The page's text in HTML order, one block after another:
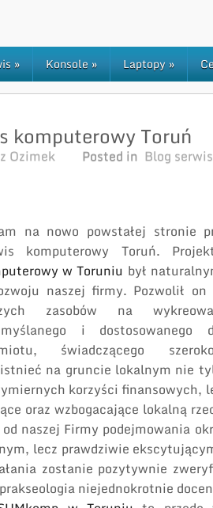
» Konsole» Laptopy»
komputerowy Toruń
Ozimek Posted in Blog
na nowo powstałej stronie
komputerowy Toruń.
w Toruniu był
naszej firmy. Pozwolił on
zasobów na
i
świadczącego
na gruncie lokalnym nie
korzyści finansowych,
oraz wzbogacające lokalną
naszej Firmy podejmowania
lecz prawdziwie
zostanie pozytywnie
niejednokrotnie